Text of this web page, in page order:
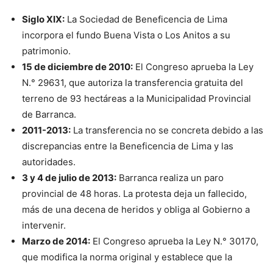
Siglo XIX: La Sociedad de Beneficencia de Lima
incorpora el fundo Buena Vista o Los Anitos a su
patrimonio.
15 de diciembre de 2010: El Congreso aprueba la Ley
N.° 29631, que autoriza la transferencia gratuita del
terreno de 93 hectáreas a la Municipalidad Provincial
de Barranca.
2011-2013: La transferencia no se concreta debido a las
discrepancias entre la Beneficencia de Lima y las
autoridades.
3 y 4 de julio de 2013: Barranca realiza un paro
provincial de 48 horas. La protesta deja un fallecido,
más de una decena de heridos y obliga al Gobierno a
intervenir.
Marzo de 2014: El Congreso aprueba la Ley N.° 30170,
que modifica la norma original y establece que la